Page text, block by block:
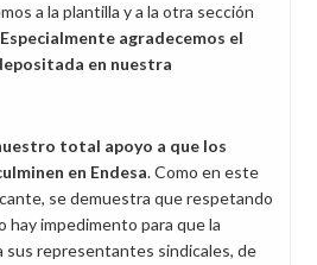
a la plantilla y a la otra sección
Especialmente agradecemos el
en nuestra
total apoyo a que los
en Endesa. Como en este
se demuestra que respetando
hay impedimento para que la
sus representantes sindicales, de